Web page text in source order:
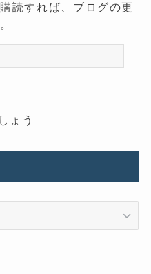
読すれば、ブログの更
ょう